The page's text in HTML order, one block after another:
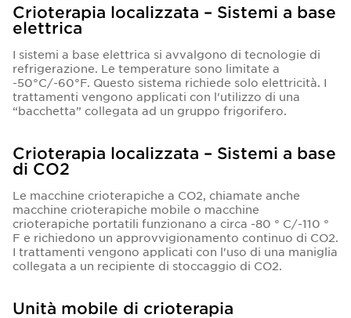
Crioterapia localizzata – Sistemi a base
elettrica
I sistemi a base elettrica si avvalgono di tecnologie di
refrigerazione. Le temperature sono limitate a
-50°C/-60°F. Questo sistema richiede solo elettricità. I
trattamenti vengono applicati con l'utilizzo di una
“bacchetta” collegata ad un gruppo frigorifero.
Crioterapia localizzata – Sistemi a base
di CO2
Le macchine crioterapiche a CO2, chiamate anche
macchine crioterapiche mobile o macchine
crioterapiche portatili funzionano a circa -80 ° C/-110 °
F e richiedono un approvvigionamento continuo di CO2.
I trattamenti vengono applicati con l'uso di una maniglia
collegata a un recipiente di stoccaggio di CO2.
Unità mobile di crioterapia